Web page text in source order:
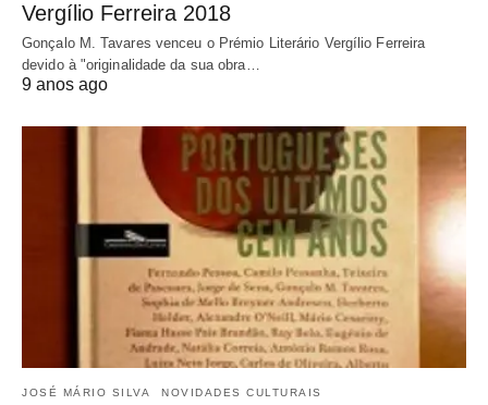
Vergílio Ferreira 2018
Gonçalo M. Tavares venceu o Prémio Literário Vergílio Ferreira
devido à "originalidade da sua obra…
9 anos ago
JOSÉ MÁRIO SILVA NOVIDADES CULTURAIS